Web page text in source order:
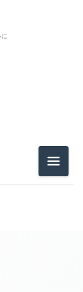
メニュ